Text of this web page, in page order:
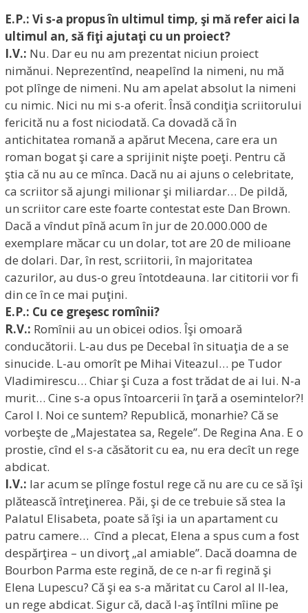
E.P.: Vi s-a propus în ultimul timp, şi mă refer aici la
ultimul an, să fiţi ajutaţi cu un proiect?
I.V.: Nu. Dar eu nu am prezentat niciun proiect
nimănui. Neprezentînd, neapelînd la nimeni, nu mă
pot plînge de nimeni. Nu am apelat absolut la nimeni
cu nimic. Nici nu mi s-a oferit. Însă condiţia scriitorului
fericită nu a fost niciodată. Ca dovadă că în
antichitatea romană a apărut Mecena, care era un
roman bogat şi care a sprijinit nişte poeţi. Pentru că
ştia că nu au ce mînca. Dacă nu ai ajuns o celebritate,
ca scriitor să ajungi milionar şi miliardar… De pildă,
un scriitor care este foarte contestat este Dan Brown.
Dacă a vîndut pînă acum în jur de 20.000.000 de
exemplare măcar cu un dolar, tot are 20 de milioane
de dolari. Dar, în rest, scriitorii, în majoritatea
cazurilor, au dus-o greu întotdeauna. Iar cititorii vor fi
din ce în ce mai puţini.
E.P.: Cu ce greşesc romînii?
R.V.: Romînii au un obicei odios. Îşi omoară
conducătorii. L-au dus pe Decebal în situaţia de a se
sinucide. L-au omorît pe Mihai Viteazul… pe Tudor
Vladimirescu… Chiar şi Cuza a fost trădat de ai lui. N-a
murit… Cine s-a opus întoarcerii în ţară a osemintelor?!
Carol I. Noi ce suntem? Republică, monarhie? Că se
vorbeşte de „Majestatea sa, Regele”. De Regina Ana. E o
prostie, cînd el s-a căsătorit cu ea, nu era decît un rege
abdicat.
I.V.: Iar acum se plînge fostul rege că nu are cu ce să îşi
plătească întreţinerea. Păi, şi de ce trebuie să stea la
Palatul Elisabeta, poate să îşi ia un apartament cu
patru camere… Cînd a plecat, Elena a spus cum a fost
despărţirea – un divorţ „al amiable”. Dacă doamna de
Bourbon Parma este regină, de ce n-ar fi regină şi
Elena Lupescu? Că şi ea s-a măritat cu Carol al II-lea,
un rege abdicat. Sigur că, dacă l-aş întîlni mîine pe